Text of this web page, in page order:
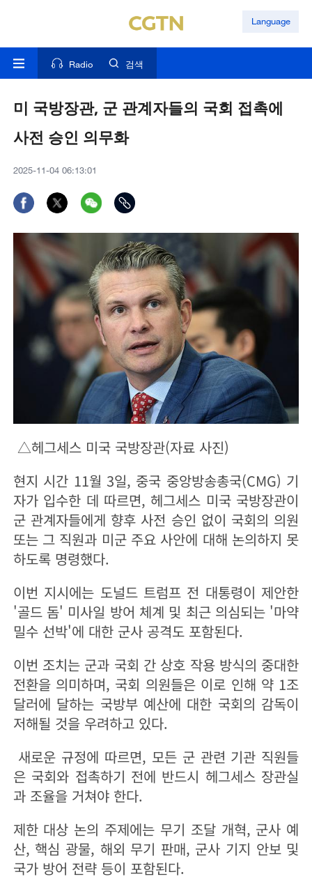
Language
Radio 검색
미 국방장관, 군 관계자들의 국회 접촉에
사전 승인 의무화
2025-11-04 06:13:01
△헤그세스 미국 국방장관(자료 사진)
현지 시간 11월 3일, 중국 중앙방송총국(CMG) 기
자가 입수한 데 따르면, 헤그세스 미국 국방장관이
군 관계자들에게 향후 사전 승인 없이 국회의 의원
또는 그 직원과 미군 주요 사안에 대해 논의하지 못
하도록 명령했다.
이번 지시에는 도널드 트럼프 전 대통령이 제안한
'골드 돔' 미사일 방어 체계 및 최근 의심되는 '마약
밀수 선박'에 대한 군사 공격도 포함된다.
이번 조치는 군과 국회 간 상호 작용 방식의 중대한
전환을 의미하며, 국회 의원들은 이로 인해 약 1조
달러에 달하는 국방부 예산에 대한 국회의 감독이
저해될 것을 우려하고 있다.
새로운 규정에 따르면, 모든 군 관련 기관 직원들
은 국회와 접촉하기 전에 반드시 헤그세스 장관실
과 조율을 거쳐야 한다.
제한 대상 논의 주제에는 무기 조달 개혁, 군사 예
산, 핵심 광물, 해외 무기 판매, 군사 기지 안보 및
국가 방어 전략 등이 포함된다.